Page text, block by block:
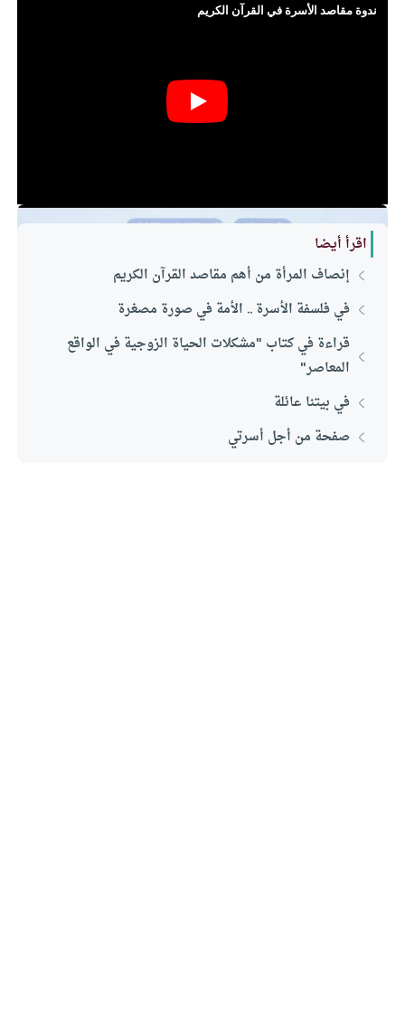
ندوة مقاصد الأسرة في القرآن الكريم
اقرأ أيضا
إنصاف المرأة من أهم مقاصد القرآن الكريم
في فلسفة الأسرة .. الأمة في صورة مصغرة
قراءة في كتاب "مشكلات الحياة الزوجية في الواقع
المعاصر"
في بيتنا عائلة
صفحة من أجل أسرتي